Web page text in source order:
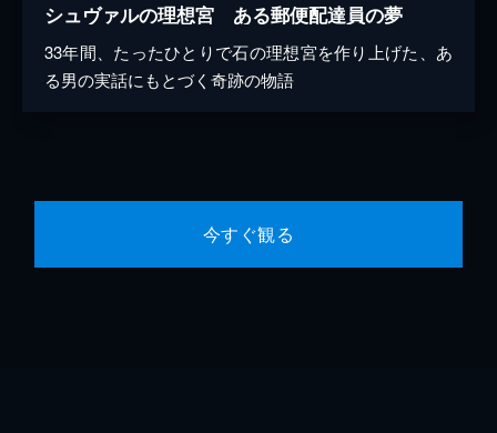
シュヴァルの理想宮 ある郵便配達員の夢
33年間、たったひとりで石の理想宮を作り上げた、あ
る男の実話にもとづく奇跡の物語
今すぐ観る